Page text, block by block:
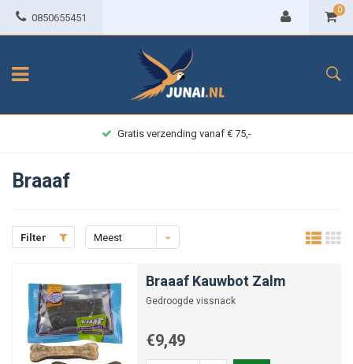
0850655451
0
Achteraf betalen
Braaaf
Filter
Meest
Braaaf Kauwbot Zalm
Gedroogde vissnack
€9,49